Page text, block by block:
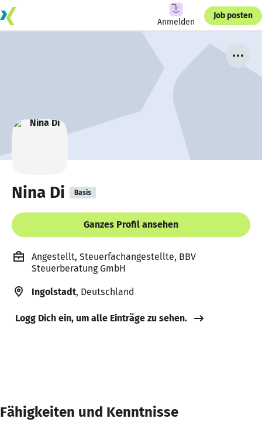
Anmelden
Job posten
Nina Di Basis
Ganzes Profil ansehen
Angestellt, Steuerfachangestellte, BBV
Steuerberatung GmbH
Ingolstadt, Deutschland
Logg Dich ein, um alle Einträge zu sehen.
Fähigkeiten und Kenntnisse